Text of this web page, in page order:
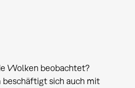
Wolken beobachtet?
beschäftigt sich auch mit